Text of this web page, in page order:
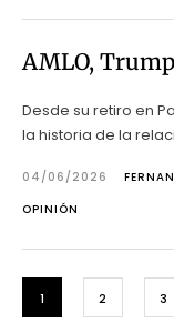
AMLO,
Desde su retiro en
la historia de la
04/06/2026
OPINIÓN
1 2 3